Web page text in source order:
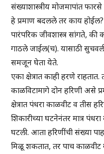
संख्याशास्त्रीय मोजमापांत
हे प्रमाण बदलले तर काय होईल?
पारंपरिक जीवशास्त्र सांगते, की
गाठले जाईल(च). यासाठी
समजून घेता येते.
एका क्षेत्रात काही हरणे
काळविटामागे दोन हरिणी असे
क्षेत्रात पंधरा काळवीट व तीस
शिकारीच्या घटनेनंतर मात्र
घटली. आता हरिणींची संख्या
मिळू शकतात, तर पाच